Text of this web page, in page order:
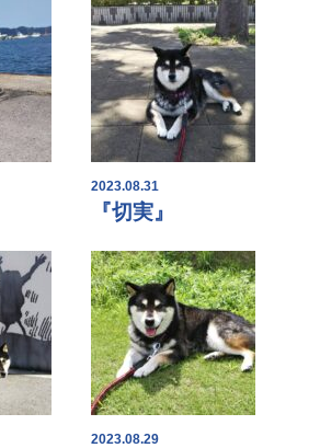
2023.08.31
『切実』
2023.08.29